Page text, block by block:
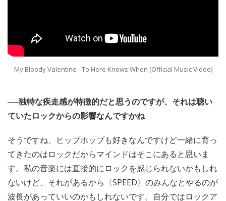
My Bloody Valentine - To Here Knows When (Official Music Video)
──独特な疾走感が特徴的だと思うのですが、それは聴い
ていたロックからの影響なんですかね
そうですね、ヒップホップも好きなんですけど一緒に育っ
てきたのはロックだからマインドはそこにあると思いま
す。私の音楽には直接的にロックを感じられないかもしれ
ないけど、それがあるから〈SPEED〉のみんなとやるのが
波長があっていいのかもしれないです。自分ではロックア